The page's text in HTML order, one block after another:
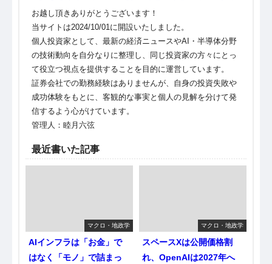
お越し頂きありがとうございます！
当サイトは2024/10/01に開設いたしました。
個人投資家として、最新の経済ニュースやAI・半導体分野
の技術動向を自分なりに整理し、同じ投資家の方々にとっ
て役立つ視点を提供することを目的に運営しています。
証券会社での勤務経験はありませんが、自身の投資失敗や
成功体験をもとに、客観的な事実と個人の見解を分けて発
信するよう心がけています。
管理人：睦月六弦
最近書いた記事
マクロ・地政学
AIインフラは「お金」で
はなく「モノ」で詰まっ
マクロ・地政学
スペースXは公開価格割
れ、OpenAIは2027年へ